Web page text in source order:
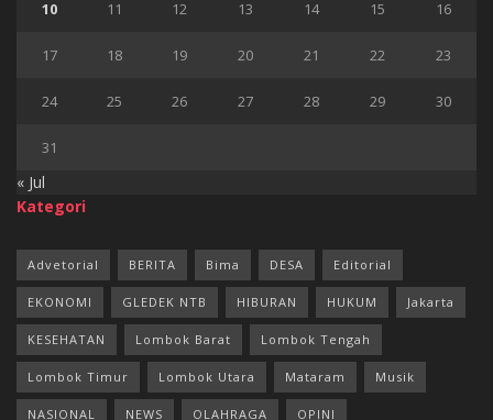
10 11 12 13 14 15 16
17 18 19 20 21 22 23
24 25 26 27 28 29 30
31
« Jul
Kategori
Advetorial BERITA Bima DESA Editorial
EKONOMI GLEDEK NTB HIBURAN HUKUM Jakarta
KESEHATAN Lombok Barat Lombok Tengah
Lombok Timur Lombok Utara Mataram Musik
NASIONAL NEWS OLAHRAGA OPINI